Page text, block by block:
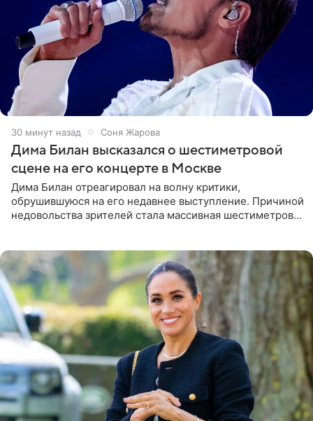
30 минут назад Соня Жарова
Дима Билан высказался о шестиметровой
сцене на его концерте в Москве
Дима Билан отреагировал на волну критики,
обрушившуюся на его недавнее выступление. Причиной
недовольства зрителей стала массивная шестиметровая